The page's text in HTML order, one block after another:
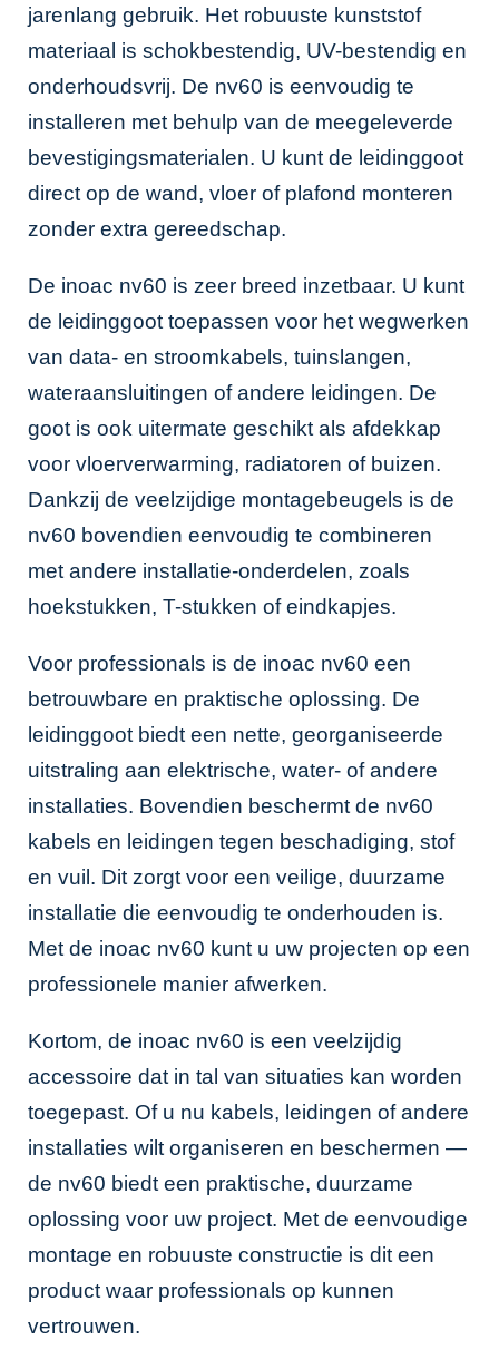
jarenlang gebruik. Het robuuste kunststof
materiaal is schokbestendig, UV-bestendig en
onderhoudsvrij. De nv60 is eenvoudig te
installeren met behulp van de meegeleverde
bevestigingsmaterialen. U kunt de leidinggoot
direct op de wand, vloer of plafond monteren
zonder extra gereedschap.
De inoac nv60 is zeer breed inzetbaar. U kunt
de leidinggoot toepassen voor het wegwerken
van data- en stroomkabels, tuinslangen,
wateraansluitingen of andere leidingen. De
goot is ook uitermate geschikt als afdekkap
voor vloerverwarming, radiatoren of buizen.
Dankzij de veelzijdige montagebeugels is de
nv60 bovendien eenvoudig te combineren
met andere installatie-onderdelen, zoals
hoekstukken, T-stukken of eindkapjes.
Voor professionals is de inoac nv60 een
betrouwbare en praktische oplossing. De
leidinggoot biedt een nette, georganiseerde
uitstraling aan elektrische, water- of andere
installaties. Bovendien beschermt de nv60
kabels en leidingen tegen beschadiging, stof
en vuil. Dit zorgt voor een veilige, duurzame
installatie die eenvoudig te onderhouden is.
Met de inoac nv60 kunt u uw projecten op een
professionele manier afwerken.
Kortom, de inoac nv60 is een veelzijdig
accessoire dat in tal van situaties kan worden
toegepast. Of u nu kabels, leidingen of andere
installaties wilt organiseren en beschermen —
de nv60 biedt een praktische, duurzame
oplossing voor uw project. Met de eenvoudige
montage en robuuste constructie is dit een
product waar professionals op kunnen
vertrouwen.